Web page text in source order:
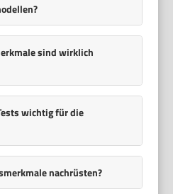
sind wirklich
wichtig für die
nachrüsten?